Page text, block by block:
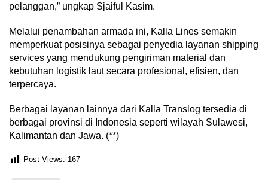
pelanggan,” ungkap Sjaiful Kasim.
Melalui penambahan armada ini, Kalla Lines semakin
memperkuat posisinya sebagai penyedia layanan shipping
services yang mendukung pengiriman material dan
kebutuhan logistik laut secara profesional, efisien, dan
terpercaya.
Berbagai layanan lainnya dari Kalla Translog tersedia di
berbagai provinsi di Indonesia seperti wilayah Sulawesi,
Kalimantan dan Jawa. (**)
Post Views: 167